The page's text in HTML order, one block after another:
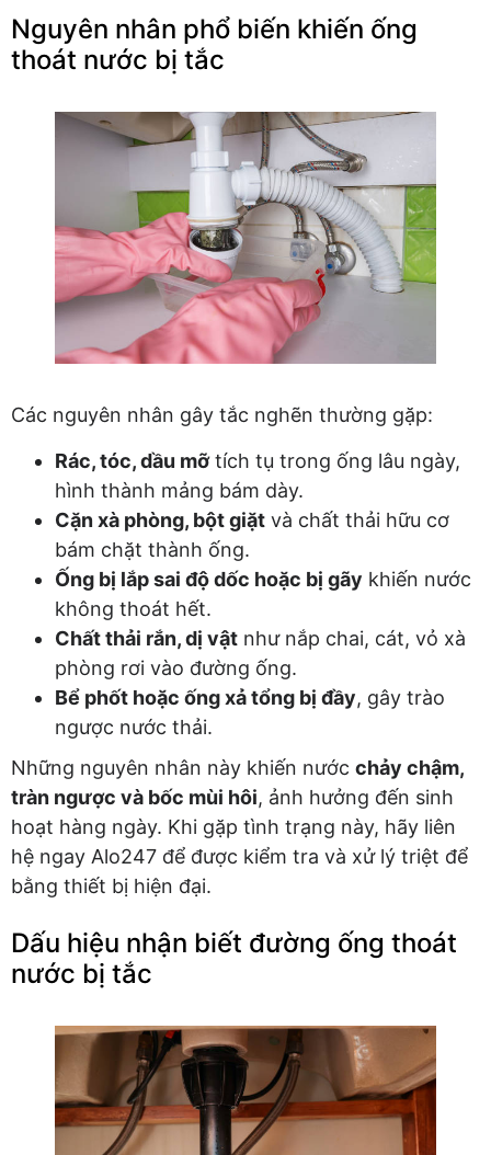
Nguyên nhân phổ biến khiến ống
thoát nước bị tắc
Các nguyên nhân gây tắc nghẽn thường gặp:
Rác, tóc, dầu mỡtích tụ trong ống lâu ngày,
hình thành mảng bám dày.
Cặn xà phòng, bột giặt và chất thải hữu cơ
bám chặt thành ống.
Ống bị lắp sai độ dốc hoặc bị gãy khiến nước
không thoát hết.
Chất thải rắn, dị vật như nắp chai, cát, vỏ xà
phòng rơi vào đường ống.
Bể phốt hoặc ống xả tổng bị đầy, gây trào
ngược nước thải.
Những nguyên nhân này khiến nước chảy chậm,
tràn ngược và bốc mùi hôi, ảnh hưởng đến sinh
hoạt hàng ngày. Khi gặp tình trạng này, hãy liên
hệ ngay Alo247 để được kiểm tra và xử lý triệt để
bằng thiết bị hiện đại.
Dấu hiệu nhận biết đường ống thoát
nước bị tắc